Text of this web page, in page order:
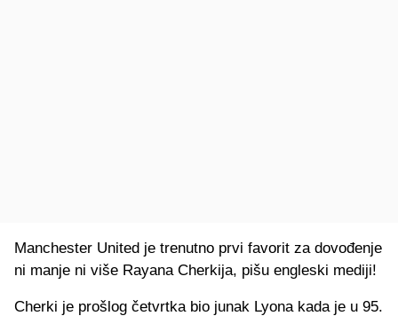
Manchester United je trenutno prvi favorit za dovođenje
ni manje ni više Rayana Cherkija, pišu engleski mediji!
Cherki je prošlog četvrtka bio junak Lyona kada je u 95.